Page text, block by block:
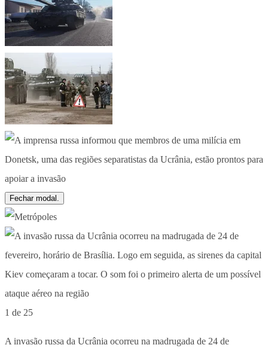
Fechar modal.
1 de 25
A invasão russa da Ucrânia ocorreu na madrugada de 24 de